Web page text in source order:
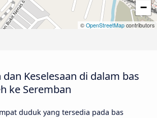
−
© OpenStreetMap contributors
Keselesaan di dalam bas
ke Seremban
duduk yang tersedia pada bas